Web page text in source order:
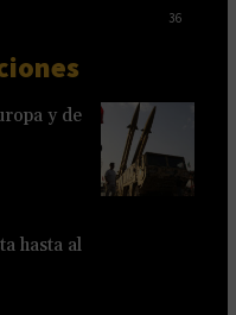
36
y de
hasta al